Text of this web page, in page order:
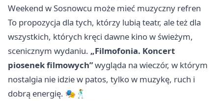
Weekend w Sosnowcu może mieć muzyczny refren
To propozycja dla tych, którzy lubią teatr, ale też dla
wszystkich, których kręci dawne kino w świeżym,
scenicznym wydaniu. „Filmofonia. Koncert
piosenek filmowych”wygląda na wieczór, w którym
nostalgia nie idzie w patos, tylko w muzykę, ruch i
dobrą energię. 🎭🕺